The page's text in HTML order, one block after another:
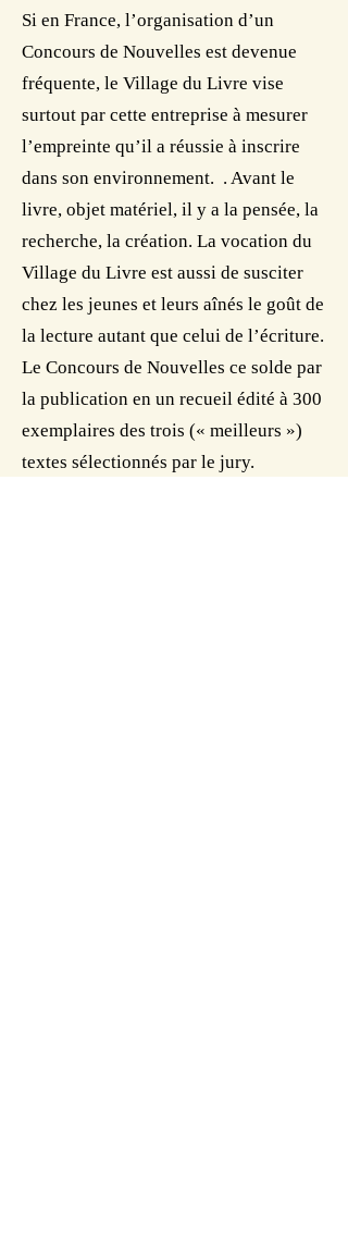
Si en France, l’organisation d’un
Concours de Nouvelles est devenue
fréquente, le Village du Livre vise
surtout par cette entreprise à mesurer
l’empreinte qu’il a réussie à inscrire
dans son environnement. . Avant le
livre, objet matériel, il y a la pensée, la
recherche, la création. La vocation du
Village du Livre est aussi de susciter
chez les jeunes et leurs aînés le goût de
la lecture autant que celui de l’écriture.
Le Concours de Nouvelles ce solde par
la publication en un recueil édité à 300
exemplaires des trois (« meilleurs »)
textes sélectionnés par le jury.